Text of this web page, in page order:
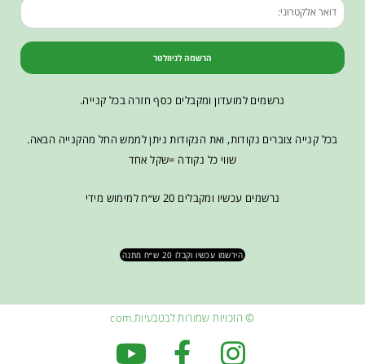
הרשמה לניוזלטר
נרשמים למועדון ומקבלים כסף חזרה בכל קנייה.
בכל קנייה צוברים נקודות, ואת הנקודות ניתן לממש החל מהקנייה הבאה.
שווי כל נקודה =שקל אחד
נרשמים עכשיו ומקבלים 20 ש״ח למימוש מידי
הירשמו עכשיו וקבלו 20 ש״ח מתנה
© הזכויות שמורות לבטבעיות.com